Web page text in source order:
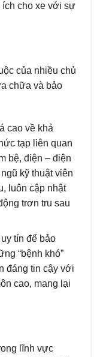
ích cho xe với sự
của nhiều chủ
chữa và bảo
cao về khả
tạp liên quan
bệ, điện – điện
kỹ thuật viên
luôn cập nhật
trơn tru sau
tín để bảo
“bệnh khó”
đáng tin cậy với
cao, mang lại
lĩnh vực